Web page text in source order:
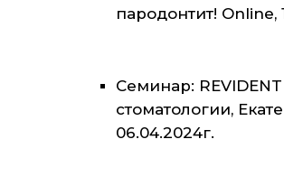
пародонтит! Online,
Семинар:
стоматологии,
06.04.2024г.